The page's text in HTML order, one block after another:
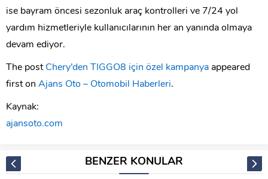
ise bayram öncesi sezonluk araç kontrolleri ve 7/24 yol
yardım hizmetleriyle kullanıcılarının her an yanında olmaya
devam ediyor.
The post Chery’den TIGGO8 için özel kampanya appeared
first on Ajans Oto – Otomobil Haberleri.
Kaynak:
ajansoto.com
BENZER KONULAR